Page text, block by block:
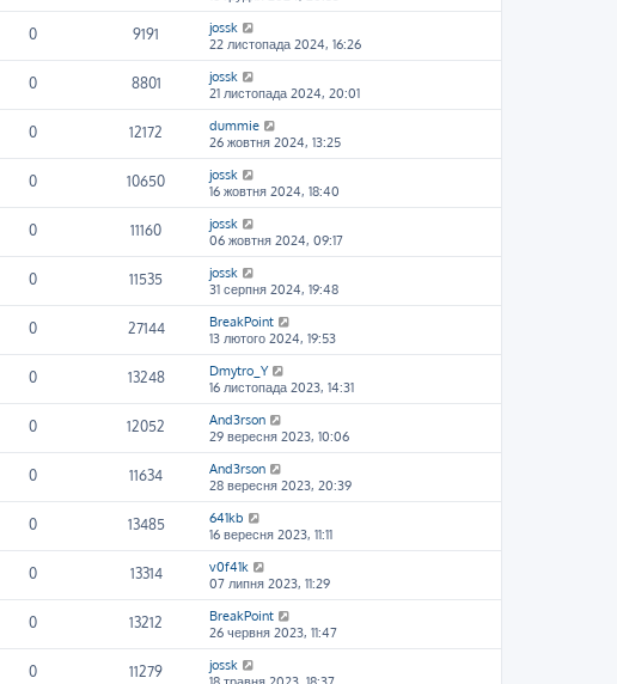
0 9191
jossk
22 листопада 2024, 16:26
0 8801
jossk
21 листопада 2024, 20:01
0 12172
dummie
26 жовтня 2024, 13:25
0 10650
jossk
16 жовтня 2024, 18:40
0 11160
jossk
06 жовтня 2024, 09:17
0 11535
jossk
31 серпня 2024, 19:48
0 27144
BreakPoint
13 лютого 2024, 19:53
0 13248
Dmytro_Y
16 листопада 2023, 14:31
0 12052
And3rson
29 вересня 2023, 10:06
0 11634
And3rson
28 вересня 2023, 20:39
0 13485
641kb
16 вересня 2023, 11:11
0 13314
v0f41k
07 липня 2023, 11:29
0 13212
BreakPoint
26 червня 2023, 11:47
0 11279
jossk